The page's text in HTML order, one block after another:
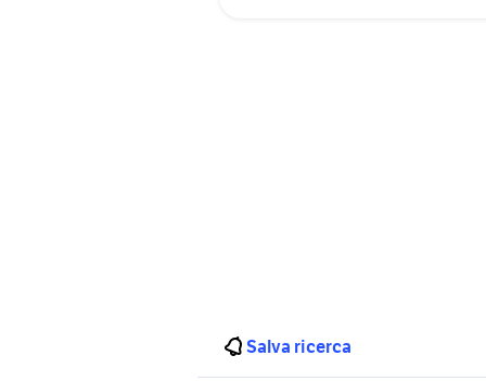
Salva ricerca